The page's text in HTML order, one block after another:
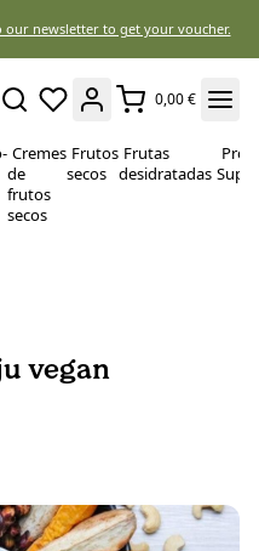
our newsletter to get your voucher.
0,00 €
Cremes
de
frutos
secos
Frutos
secos
Frutas
desidratadas
vegan